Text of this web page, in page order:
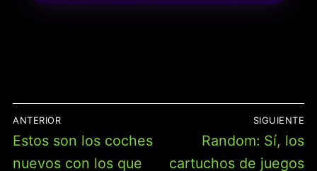
APRENDER LOS
DE
ENTRADAS
ANTERIOR
Entrada
anterior:
Estos son los coches
nuevos con los que
SIGUIENTE
Entrada
siguiente:
Random: Sí, los
cartuchos de juegos